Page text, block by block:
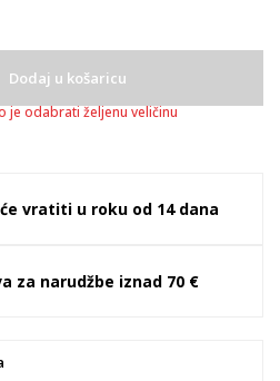
Dodaj u košaricu
je odabrati željenu veličinu
vratiti u roku od 14 dana
za narudžbe iznad 70 €